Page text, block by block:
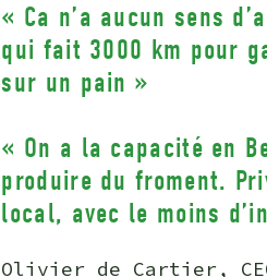
« Ca n’a aucun sens
qui fait 3000 km pour
sur un pain »
« On a la capacité en
produire du froment.
local, avec le moins
Olivier de Cartier,